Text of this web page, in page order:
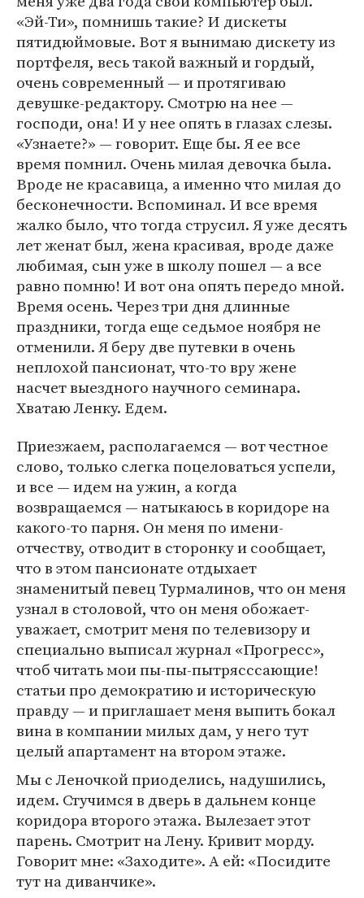
«Эй-Ти», помнишь такие? И дискеты
пятидюймовые. Вот я вынимаю дискету из
портфеля, весь такой важный и гордый,
очень современный — и протягиваю
девушке-редактору. Смотрю на нее —
господи, она! И у нее опять в глазах слезы.
«Узнаете?» — говорит. Еще бы. Я ее все
время помнил. Очень милая девочка была.
Вроде не красавица, а именно что милая до
бесконечности. Вспоминал. И все время
жалко было, что тогда струсил. Я уже десять
лет женат был, жена красивая, вроде даже
любимая, сын уже в школу пошел — а все
равно помню! И вот она опять передо мной.
Время осень. Через три дня длинные
праздники, тогда еще седьмое ноября не
отменили. Я беру две путевки в очень
неплохой пансионат, что-то вру жене
насчет выездного научного семинара.
Хватаю Ленку. Едем.
Приезжаем, располагаемся — вот честное
слово, только слегка поцеловаться успели,
и все — идем на ужин, а когда
возвращаемся — натыкаюсь в коридоре на
какого-то парня. Он меня по имени-
отчеству, отводит в сторонку и сообщает,
что в этом пансионате отдыхает
знаменитый певец Турмалинов, что он меня
узнал в столовой, что он меня обожает-
уважает, смотрит меня по телевизору и
специально выписал журнал «Прогресс»,
чтоб читать мои пы-пы-пытрясссающие!
статьи про демократию и историческую
правду — и приглашает меня выпить бокал
вина в компании милых дам, у него тут
целый апартамент на втором этаже.
Мы с Леночкой приоделись, надушились,
идем. Стучимся в дверь в дальнем конце
коридора второго этажа. Вылезает этот
парень. Смотрит на Лену. Кривит морду.
Говорит мне: «Заходите». А ей: «Посидите
тут на диванчике».